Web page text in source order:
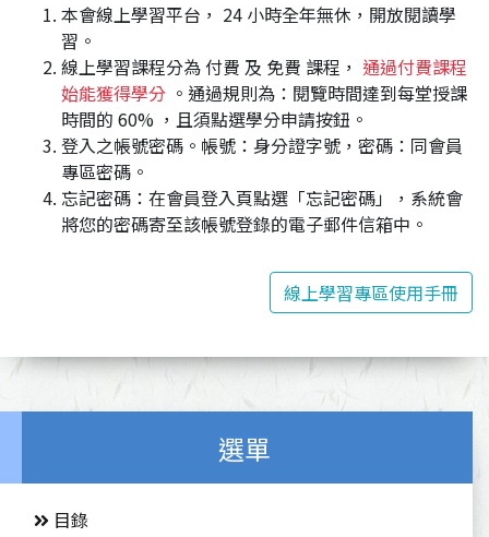
本會線上學習平台， 24 小時全年無休，開放閱讀學
習。
線上學習課程分為 付費 及 免費 課程， 通過付費課程
始能獲得學分 。通過規則為：閱覽時間達到每堂授課
時間的 60% ，且須點選學分申請按鈕。
登入之帳號密碼。帳號：身分證字號，密碼：同會員
專區密碼。
忘記密碼：在會員登入頁點選「忘記密碼」，系統會
將您的密碼寄至該帳號登錄的電子郵件信箱中。
線上學習專區使用手冊
選單
目錄